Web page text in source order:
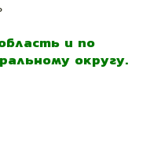
и по
округу.